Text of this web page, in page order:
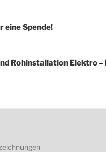
eine Spende!
Rohinstallation Elektro